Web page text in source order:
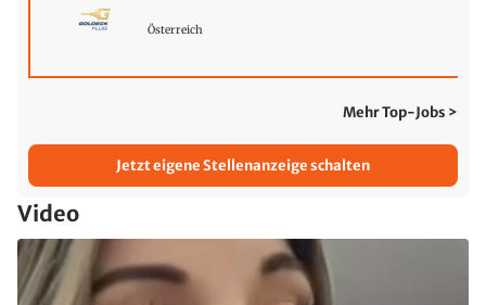
Österreich
Mehr Top-Jobs >
Jetzt eigene Stellenanzeige schalten
Video